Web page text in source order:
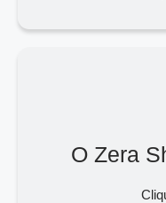
O Zera